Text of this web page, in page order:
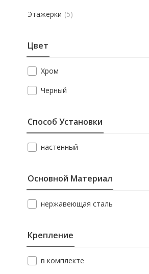
Этажерки (5)
Цвет
Хром
Черный
Способ Установки
настенный
Основной Материал
нержавеющая сталь
Крепление
в комплекте